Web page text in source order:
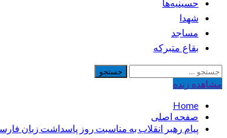
حسینیه‌ها
شهدا
مساجد
بقاع متبرکه
جستجو
برای:
مشاهده‌ زنده
Home
صفحه اصلی
پیام رهبر انقلاب به مناسبت روز پاسداشت زبان